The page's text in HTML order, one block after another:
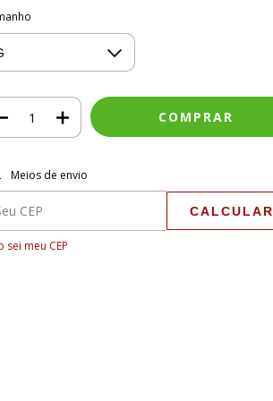
para o CEP:
Meios de envio
CALCULAR
sei meu CEP